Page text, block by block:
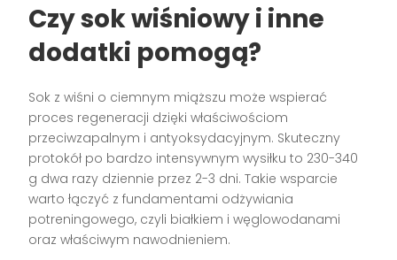
Czy sok wiśniowy i inne
dodatki pomogą?
Sok z wiśni o ciemnym miąższu może wspierać
proces regeneracji dzięki właściwościom
przeciwzapalnym i antyoksydacyjnym. Skuteczny
protokół po bardzo intensywnym wysiłku to 230-340
g dwa razy dziennie przez 2-3 dni. Takie wsparcie
warto łączyć z fundamentami odżywiania
potreningowego, czyli białkiem i węglowodanami
oraz właściwym nawodnieniem.